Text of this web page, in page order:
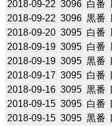
2018-09-22 3096 白番
2018-09-22 3096 黒番
2018-09-20 3095 白番
2018-09-19 3095 白番
2018-09-19 3095 黒番
2018-09-17 3095 白番
2018-09-16 3095 黒番
2018-09-15 3095 白番
2018-09-15 3095 黒番